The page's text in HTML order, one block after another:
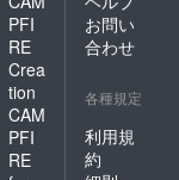
PFI
RE
Crea
tion
CAM
PFI
RE
お問い
合わせ
各種規定
利用規
約